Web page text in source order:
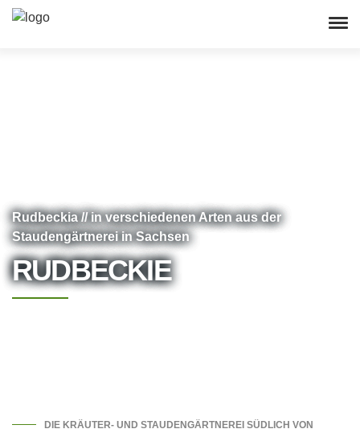
Rudbeckia // in verschiedenen Arten aus der
Staudengärtnerei in Sachsen
RUDBECKIE
DIE KRÄUTER- UND STAUDENGÄRTNEREI SÜDLICH VON